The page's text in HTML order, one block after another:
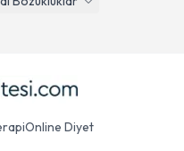
Online Diyet